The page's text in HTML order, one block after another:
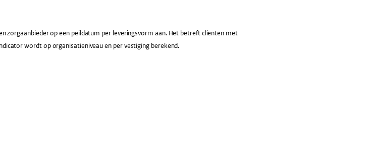
zorgaanbieder op een peildatum per leveringsvorm aan. Het betreft cliënten met
wordt op organisatieniveau en per vestiging berekend.